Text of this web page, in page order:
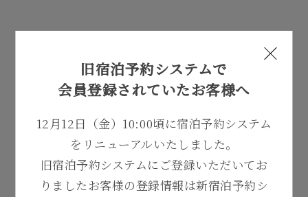
旧宿泊予約システムで
会員登録されていたお客様へ
12月12日（金）10:00頃に宿泊予約システム
をリニューアルいたしました。
旧宿泊予約システムにご登録いただいてお
りましたお客様の登録情報は新宿泊予約シ